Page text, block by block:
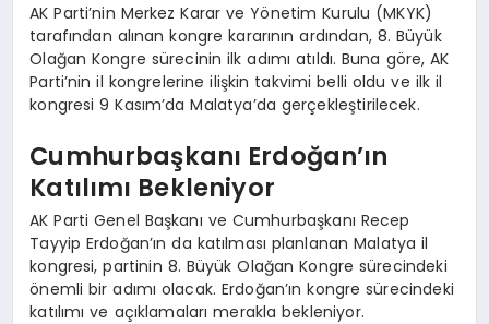
AK Parti’nin Merkez Karar ve Yönetim Kurulu (MKYK)
tarafından alınan kongre kararının ardından, 8. Büyük
Olağan Kongre sürecinin ilk adımı atıldı. Buna göre, AK
Parti’nin il kongrelerine ilişkin takvimi belli oldu ve ilk il
kongresi 9 Kasım’da Malatya’da gerçekleştirilecek.
Cumhurbaşkanı Erdoğan’ın
Katılımı Bekleniyor
AK Parti Genel Başkanı ve Cumhurbaşkanı Recep
Tayyip Erdoğan’ın da katılması planlanan Malatya il
kongresi, partinin 8. Büyük Olağan Kongre sürecindeki
önemli bir adımı olacak. Erdoğan’ın kongre sürecindeki
katılımı ve açıklamaları merakla bekleniyor.